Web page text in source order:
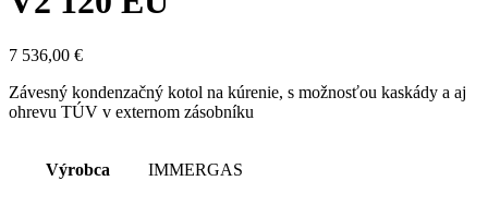
7 536,00 €
Závesný kondenzačný kotol na kúrenie, s možnosťou kaskády a aj
ohrevu TÚV v externom zásobníku
Výrobca IMMERGAS